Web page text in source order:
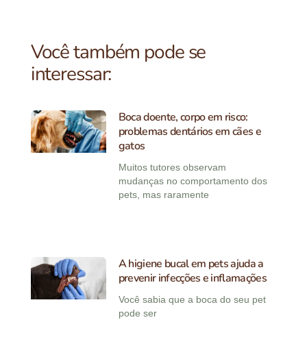
Você também pode se
interessar:
Boca doente, corpo em risco:
problemas dentários em cães e
gatos
Muitos tutores observam
mudanças no comportamento dos
pets, mas raramente
A higiene bucal em pets ajuda a
prevenir infecções e inflamações
Você sabia que a boca do seu pet
pode ser